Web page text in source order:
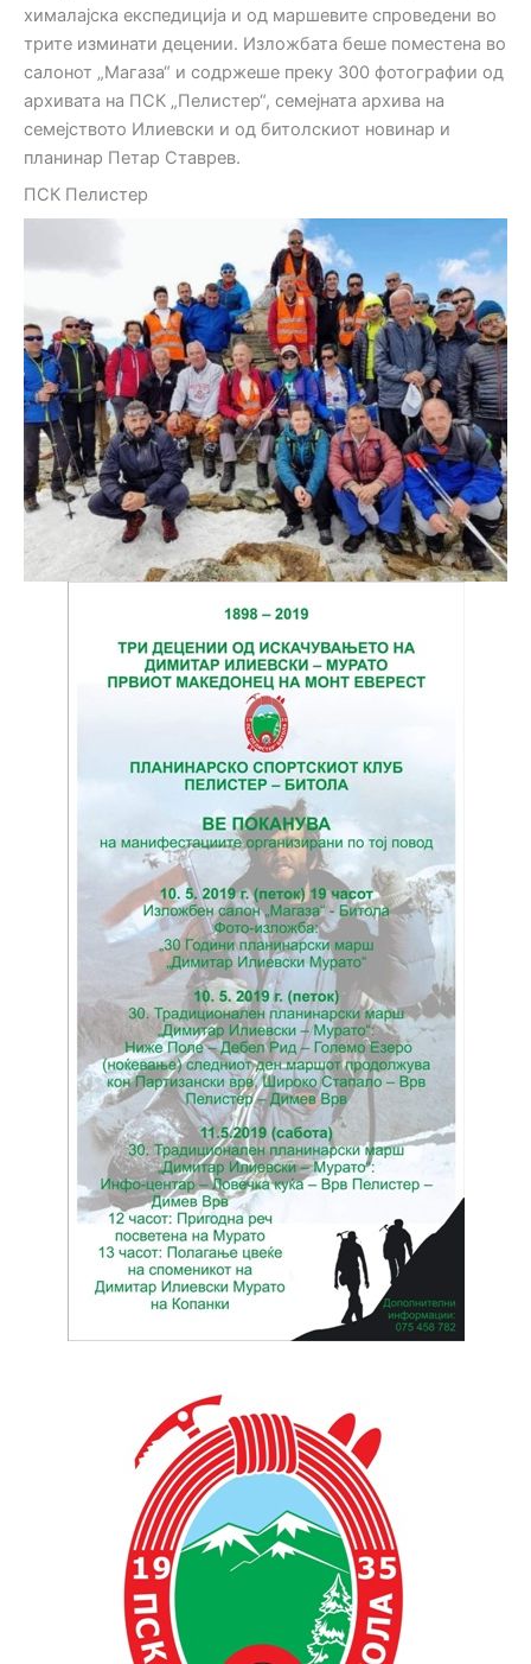
хималајска експедиција и од маршевите спроведени во
трите изминати децении. Изложбата беше поместена во
салонот „Магаза“ и содржеше преку 300 фотографии од
архивата на ПСК „Пелистер“, семејната архива на
семејството Илиевски и од битолскиот новинар и
планинар Петар Ставрев.
ПСК Пелистер